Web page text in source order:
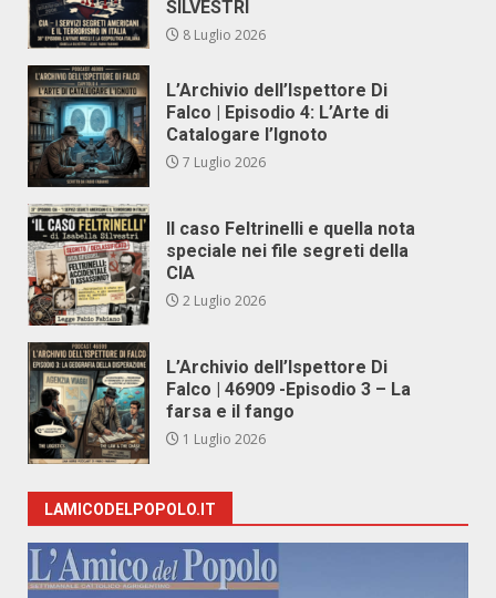
SILVESTRI
8 Luglio 2026
L’Archivio dell’Ispettore Di
Falco | Episodio 4: L’Arte di
Catalogare l’Ignoto
7 Luglio 2026
Il caso Feltrinelli e quella nota
speciale nei file segreti della
CIA
2 Luglio 2026
L’Archivio dell’Ispettore Di
Falco | 46909 -Episodio 3 – La
farsa e il fango
1 Luglio 2026
LAMICODELPOPOLO.IT